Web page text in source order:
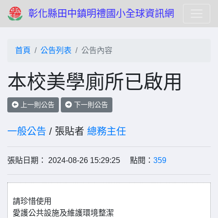
彰化縣田中鎮明禮國小全球資訊網
首頁 公告列表 公告內容
本校美學廁所已啟用
上一則公告 下一則公告
一般公告 / 張貼者 總務主任
張貼日期： 2024-08-26 15:29:25 點閱： 359
請珍惜使用
愛護公共設施及維護環境整潔